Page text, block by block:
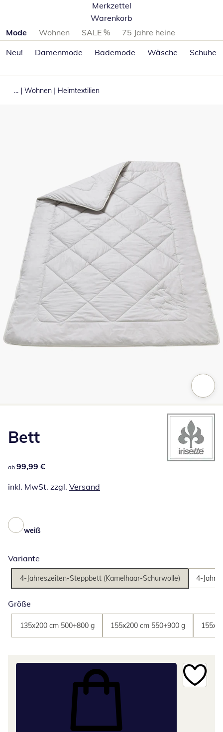
Merkzettel
Warenkorb
Produktkategorien überspringen
Mode Wohnen SALE %
75 Jahre heine
Neu!
Damenmode Bademode Wäsche Schuhe
... | Wohnen | Heimtextilien
Bett
99,99 €
ab 99,99 €
inkl. MwSt. zzgl. Versand
weiß
Variante
4-Jahreszeiten-Steppbett (Kamelhaar-Schurwolle) 4-
Größe
135x200 cm 500+800 g 155x200 cm 550+900 g